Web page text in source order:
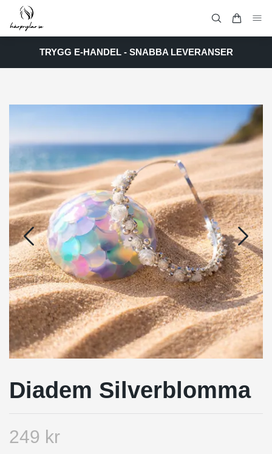
TRYGG E-HANDEL - SNABBA LEVERANSER
Diadem Silverblomma
249 kr